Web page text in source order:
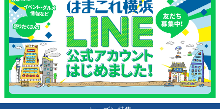
観光ガイド
ランキング
ブログ記事